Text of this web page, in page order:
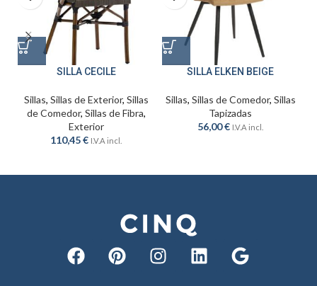
SILLA CECILE
Sillas, Sillas de Exterior, Sillas
de Comedor, Sillas de Fibra,
Exterior
110,45€ I.V.A incl.
SILLA ELKEN BEIGE
Sillas, Sillas de Comedor, Sillas
Tapizadas
56,00€ I.V.A incl.